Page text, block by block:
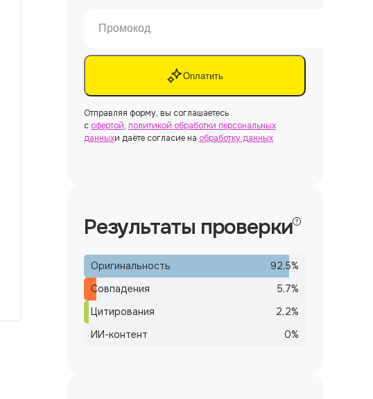
Оплатить
Отправляя форму, вы соглашаетесь
с офертой, политикой обработки персональных
данныхи даёте согласие на обработку данных
Результаты проверки
Оригинальность 92,5%
Совпадения
5,7%
Цитирования
2,2%
ИИ-контент
0%